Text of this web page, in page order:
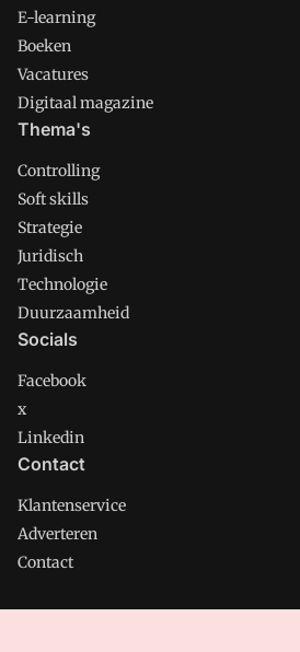
E-learning
Boeken
Vacatures
Digitaal magazine
Thema's
Controlling
Soft skills
Strategie
Juridisch
Technologie
Duurzaamheid
Socials
Facebook
x
Linkedin
Contact
Klantenservice
Adverteren
Contact